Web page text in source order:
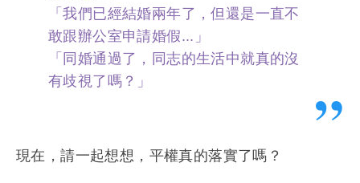
「我們已經結婚兩年了，但還是一直不
敢跟辦公室申請婚假...」
「同婚通過了，同志的生活中就真的沒
有歧視了嗎？」
現在，請一起想想，平權真的落實了嗎？